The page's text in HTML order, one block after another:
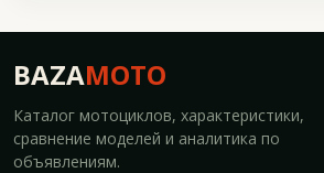
BAZAMOTO
Каталог мотоциклов, характеристики,
сравнение моделей и аналитика по
объявлениям.